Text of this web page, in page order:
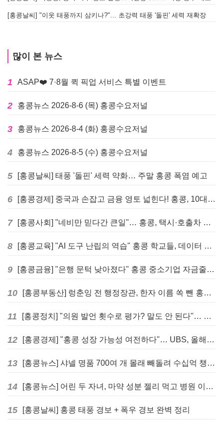
[홍콩날씨] "이웃 태풍까지 삼키나?"… 초강력 태풍 '돌핀' 세력 재확장
많이 본 뉴스
1 ASAP❤️ 7·8월 퀵 픽업 서비스 특별 이벤트
2 홍콩뉴스 2026-8-6 (목) 홍콩수요저널
3 홍콩뉴스 2026-8-4 (화) 홍콩수요저널
4 홍콩뉴스 2026-8-5 (수) 홍콩수요저널
5 [홍콩날씨] 태풍 '돌핀' 세력 약화… 주말 홍콩 폭염 예고
6 [홍콩경제] 중국과 손잡고 금융 영토 넓힌다! 홍콩, 10대 신규 정책 발표
7 [홍콩사회] "네비만 믿다간 큰일"… 홍콩, 택시·호출차 통합 시험 도입하며 규제 본격화
8 [홍콩교육] "AI 도구 난립의 역습" 홍콩 학교들, 데이터 고립에 교육 효과 평가 비상
9 [홍콩금융] "은행 문턱 낮아졌다" 홍콩 중소기업 자금줄 숨통 트이나… HKMA "2분기 신용 조건 안정적"
10 [홍콩부동산] 렁춘잉 전 행정장관, 한자 이름 쏙 뺀 홍콩 고급 아파트 단지들에 쓴소리
11 [홍콩정치] "의원 발언 횟수로 평가? 말도 안 된다"… 홍콩 입법회 의장의 일침
12 [홍콩경제] "홍콩 성장 가능성 여전하다"… UBS, 올해 홍콩 GDP 성장률 전망치 4.5%로 대폭 상향
13 [홍콩뉴스] 샤넬 명품 700여 개 몰래 빼돌려 수십억 챙긴 직원 4년~7년형 선고
14 [홍콩뉴스] 어린 두 자녀, 마약 성분 젤리 먹고 병원 이송… 어머니와 친척 체포
15 [홍콩날씨] 홍콩 태풍 경보 + 폭우 경보 완벽 정리